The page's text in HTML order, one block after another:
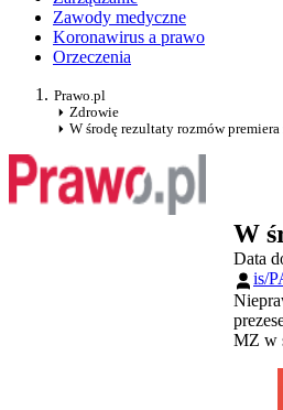
Zawody medyczne
Koronawirus a prawo
Orzeczenia
Prawo.pl
Zdrowie
W środę rezultaty rozmów
W
Data
is/
MZ w